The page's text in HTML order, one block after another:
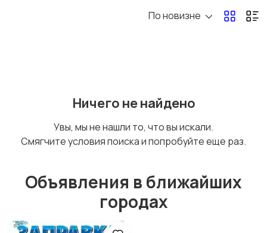
IT, интернет, телеком
Организация
По новизне
Ничего не найдено
Увы, мы не нашли то, что вы искали.
Смягчите условия поиска и попробуйте еще раз.
Объявления в ближайших
городах